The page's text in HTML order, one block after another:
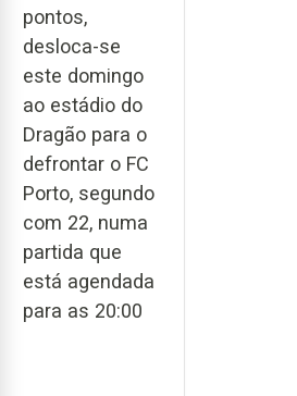
pontos,
desloca-se
este domingo
ao estádio do
Dragão para o
defrontar o FC
Porto, segundo
com 22, numa
partida que
está agendada
para as 20:00